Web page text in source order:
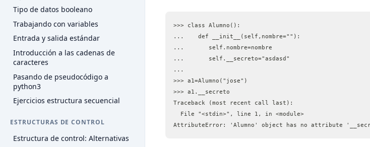
Tipo de datos booleano
Trabajando con variables
Entrada y salida estándar
Introducción a las cadenas de
caracteres
Pasando de pseudocódigo a
python3
Ejercicios estructura secuencial
ESTRUCTURAS DE CONTROL
Estructura de control: Alternativas
>>> class Alumno():
...    def __init__(self,nombre=""):
...       self.nombre=nombre
...       self.__secreto="asdasd"
...
>>> a1=Alumno("jose")
>>> a1.__secreto
Traceback (most recent call last):
  File "<stdin>", line 1, in <module>
AttributeError: 'Alumno' object has no attribute